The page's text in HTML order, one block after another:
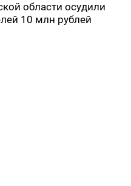
области осудили
10 млн рублей